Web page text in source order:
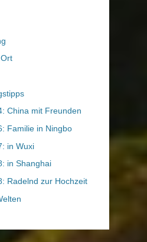
China mit Freunden
Familie in Ningbo
in Wuxi
in Shanghai
Radelnd zur Hochzeit